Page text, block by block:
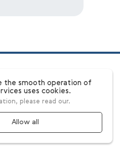
Конкурсная комиссия
the smooth operation of
uses cookies.
please read our.
Allow all